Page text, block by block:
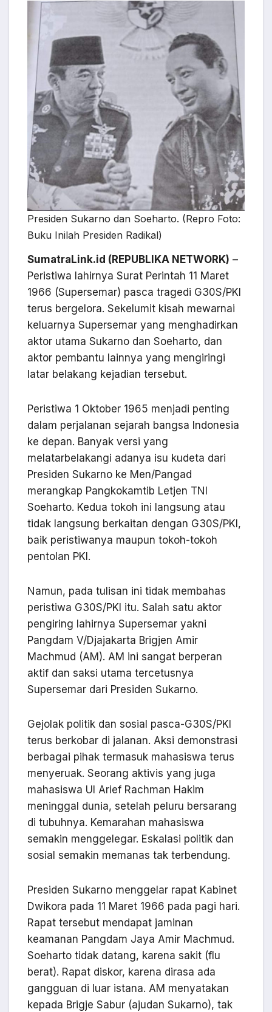
Presiden Sukarno dan Soeharto. (Repro Foto:
Buku Inilah Presiden Radikal)
SumatraLink.id (REPUBLIKA NETWORK) –
Peristiwa lahirnya Surat Perintah 11 Maret
1966 (Supersemar) pasca tragedi G30S/PKI
terus bergelora. Sekelumit kisah mewarnai
keluarnya Supersemar yang menghadirkan
aktor utama Sukarno dan Soeharto, dan
aktor pembantu lainnya yang mengiringi
latar belakang kejadian tersebut.
Peristiwa 1 Oktober 1965 menjadi penting
dalam perjalanan sejarah bangsa Indonesia
ke depan. Banyak versi yang
melatarbelakangi adanya isu kudeta dari
Presiden Sukarno ke Men/Pangad
merangkap Pangkokamtib Letjen TNI
Soeharto. Kedua tokoh ini langsung atau
tidak langsung berkaitan dengan G30S/PKI,
baik peristiwanya maupun tokoh-tokoh
pentolan PKI.
Namun, pada tulisan ini tidak membahas
peristiwa G30S/PKI itu. Salah satu aktor
pengiring lahirnya Supersemar yakni
Pangdam V/Djajakarta Brigjen Amir
Machmud (AM). AM ini sangat berperan
aktif dan saksi utama tercetusnya
Supersemar dari Presiden Sukarno.
Gejolak politik dan sosial pasca-G30S/PKI
terus berkobar di jalanan. Aksi demonstrasi
berbagai pihak termasuk mahasiswa terus
menyeruak. Seorang aktivis yang juga
mahasiswa UI Arief Rachman Hakim
meninggal dunia, setelah peluru bersarang
di tubuhnya. Kemarahan mahasiswa
semakin menggelegar. Eskalasi politik dan
sosial semakin memanas tak terbendung.
Presiden Sukarno menggelar rapat Kabinet
Dwikora pada 11 Maret 1966 pada pagi hari.
Rapat tersebut mendapat jaminan
keamanan Pangdam Jaya Amir Machmud.
Soeharto tidak datang, karena sakit (flu
berat). Rapat diskor, karena dirasa ada
gangguan di luar istana. AM menyatakan
kepada Brigje Sabur (ajudan Sukarno), tak